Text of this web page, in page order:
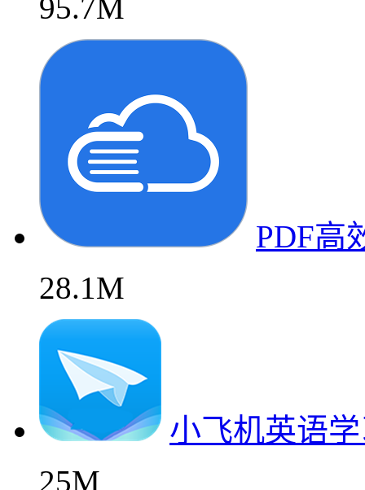
95.7M
PDF高
28.1M
小飞机英语
25M